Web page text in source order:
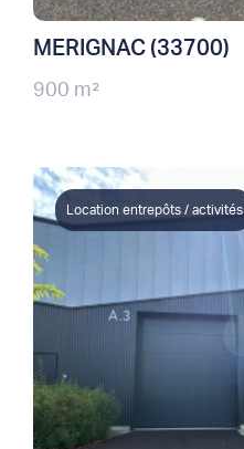
MERIGNAC (33700)
900 m²
Location entrepôts / activités